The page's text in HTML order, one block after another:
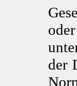
der